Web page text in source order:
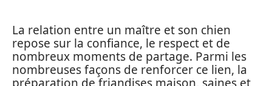
La relation entre un maître et son chien
repose sur la confiance, le respect et de
nombreux moments de partage. Parmi les
nombreuses façons de renforcer ce lien, la